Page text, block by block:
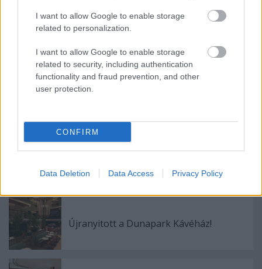
I want to allow Google to enable storage
related to personalization.
I want to allow Google to enable storage
related to security, including authentication
functionality and fraud prevention, and other
user protection.
CONFIRM
Data Deletion Data Access Privacy Policy
Városliget Café & Restaurant, a Spoon The Boat, a
Főőrség Kávéház, a Séf Asztala, a Symbol, a
Groupama Aréna és a Müpa catering szolgáltatása.
Danube.
Ajánlott bejegyzések:
Újranyitott a Dunapark Kávéház!